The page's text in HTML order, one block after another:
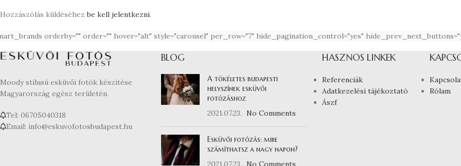
Hozzászólás küldéséhezbe kell jelentkezni.
orderby="" order="" hover="alt" style="carousel" per_row="7" hide_pagination_control="yes"
Moody stílusú esküvői fotók készítése
Magyarország egész területén.
Tel: 06705040318
Email: info@eskuvofotosbudapest.hu
BLOG
A tökéletes budapesti
helyszínek esküvői
fotózáshoz
2021.07.23.
No Comments
Esküvői fotózás: mire
számíthatsz a nagy napon?
2021.07.23.
No Comments
HASZNOS LINKEK
Referenciák
Adatkezelési tájékoztató
Ászf
Rólam